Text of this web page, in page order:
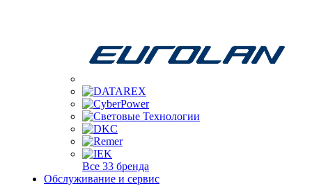
Все 33 бренда
Обслуживание и сервис